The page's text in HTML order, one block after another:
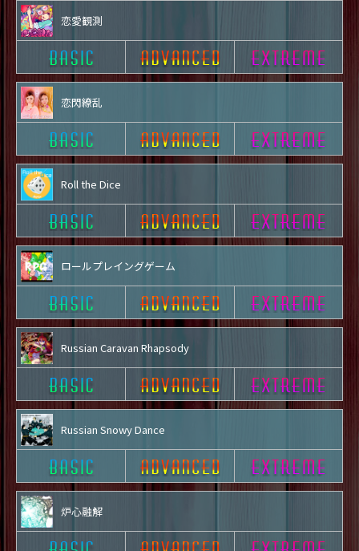
恋愛観測
恋閃繚乱
Roll the Dice
ロールプレイングゲーム
Russian Caravan Rhapsody
Russian Snowy Dance
炉心融解